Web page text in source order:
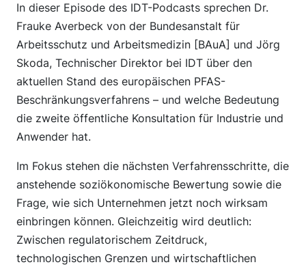
In dieser Episode des IDT-Podcasts sprechen Dr.
Frauke Averbeck von der Bundesanstalt für
Arbeitsschutz und Arbeitsmedizin [BAuA] und Jörg
Skoda, Technischer Direktor bei IDT über den
aktuellen Stand des europäischen PFAS-
Beschränkungsverfahrens – und welche Bedeutung
die zweite öffentliche Konsultation für Industrie und
Anwender hat.
Im Fokus stehen die nächsten Verfahrensschritte, die
anstehende soziökonomische Bewertung sowie die
Frage, wie sich Unternehmen jetzt noch wirksam
einbringen können. Gleichzeitig wird deutlich:
Zwischen regulatorischem Zeitdruck,
technologischen Grenzen und wirtschaftlichen